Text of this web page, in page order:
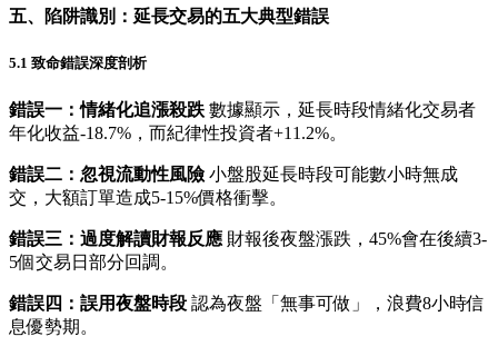
五、陷阱識別：延長交易的五大典型錯誤
5.1 致命錯誤深度剖析
錯誤一：情緒化追漲殺跌 數據顯示，延長時段情緒化交易者
年化收益-18.7%，而紀律性投資者+11.2%。
錯誤二：忽視流動性風險 小盤股延長時段可能數小時無成
交，大額訂單造成5-15%價格衝擊。
錯誤三：過度解讀財報反應 財報後夜盤漲跌，45%會在後續3-
5個交易日部分回調。
錯誤四：誤用夜盤時段 認為夜盤「無事可做」，浪費8小時信
息優勢期。